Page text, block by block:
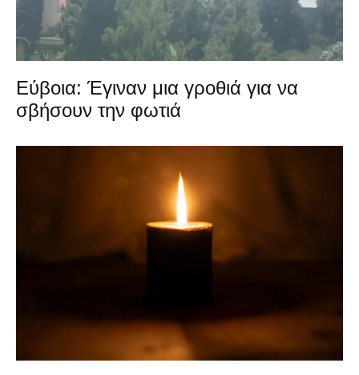
Εύβοια: Έγιναν μια γροθιά για να
σβήσουν την φωτιά